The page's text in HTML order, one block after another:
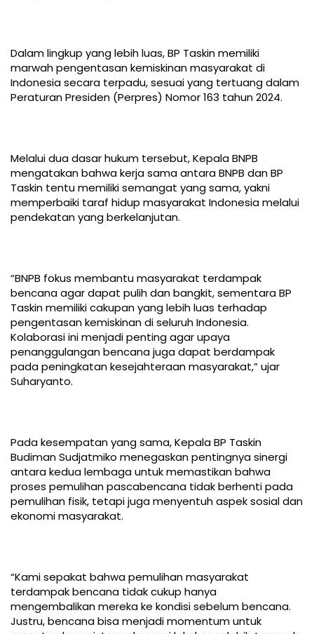
Dalam lingkup yang lebih luas, BP Taskin memiliki
marwah pengentasan kemiskinan masyarakat di
Indonesia secara terpadu, sesuai yang tertuang dalam
Peraturan Presiden (Perpres) Nomor 163 tahun 2024.
Melalui dua dasar hukum tersebut, Kepala BNPB
mengatakan bahwa kerja sama antara BNPB dan BP
Taskin tentu memiliki semangat yang sama, yakni
memperbaiki taraf hidup masyarakat Indonesia melalui
pendekatan yang berkelanjutan.
“BNPB fokus membantu masyarakat terdampak
bencana agar dapat pulih dan bangkit, sementara BP
Taskin memiliki cakupan yang lebih luas terhadap
pengentasan kemiskinan di seluruh Indonesia.
Kolaborasi ini menjadi penting agar upaya
penanggulangan bencana juga dapat berdampak
pada peningkatan kesejahteraan masyarakat,” ujar
Suharyanto.
Pada kesempatan yang sama, Kepala BP Taskin
Budiman Sudjatmiko menegaskan pentingnya sinergi
antara kedua lembaga untuk memastikan bahwa
proses pemulihan pascabencana tidak berhenti pada
pemulihan fisik, tetapi juga menyentuh aspek sosial dan
ekonomi masyarakat.
“Kami sepakat bahwa pemulihan masyarakat
terdampak bencana tidak cukup hanya
mengembalikan mereka ke kondisi sebelum bencana.
Justru, bencana bisa menjadi momentum untuk